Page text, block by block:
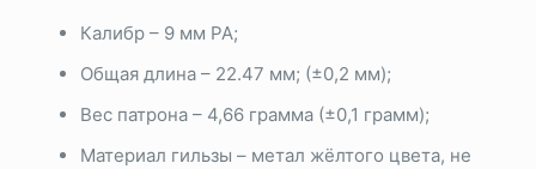
Калибр – 9 мм РА;
Общая длина – 22.47 мм; (±0,2 мм);
Вес патрона – 4,66 грамма (±0,1 грамм);
Материал гильзы – метал жёлтого цвета, не